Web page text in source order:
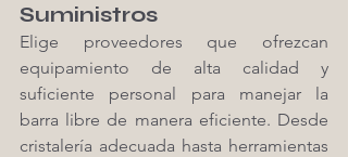
Suministros
Elige proveedores que ofrezcan
equipamiento de alta calidad y
suficiente personal para manejar la
barra libre de manera eficiente. Desde
cristalería adecuada hasta herramientas